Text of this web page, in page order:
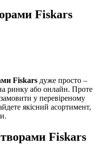
Fiskars
Fiskars дуже просто –
ринку або онлайн. Проте
у перевіреному
якісний асортимент,
Fiskars